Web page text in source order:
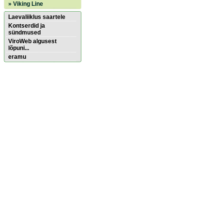
» Viking Line
Laevaliiklus saartele
Kontserdid ja
sündmused
ViroWeb algusest
lõpuni...
eramu